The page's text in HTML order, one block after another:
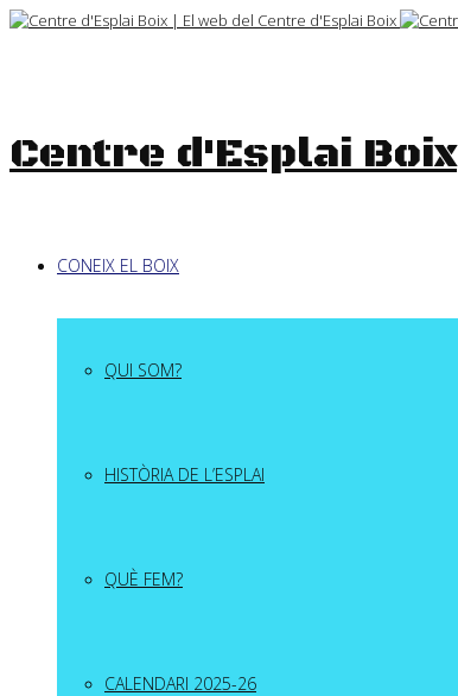
Skip
Centre d'Esplai Boix
CONEIX EL BOIX
QUI SOM?
HISTÒRIA DE L’ESPLAI
QUÈ FEM?
CALENDARI 2025-26